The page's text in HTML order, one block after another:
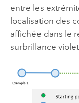
entre les
localisation des
affichée dans le
surbrillance